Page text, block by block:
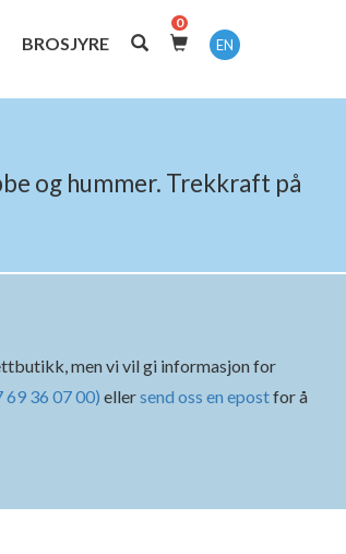
BROSJYRE
0
EN
og hummer. Trekkraft på
men vi vil gi informasjon for
69 36 07 00) ellersend oss en epostfor å